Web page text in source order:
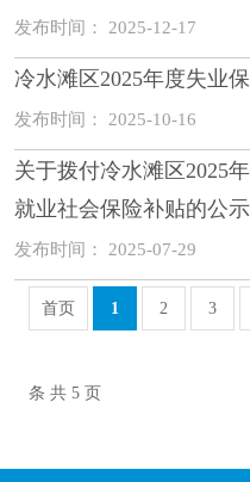
发布时间： 2025-12-17
冷水滩区2025年度失业
发布时间： 2025-10-16
关于拨付冷水滩区2025
就业社会保险补贴的公示
发布时间： 2025-07-29
首页 1 2 3
条 共 5 页